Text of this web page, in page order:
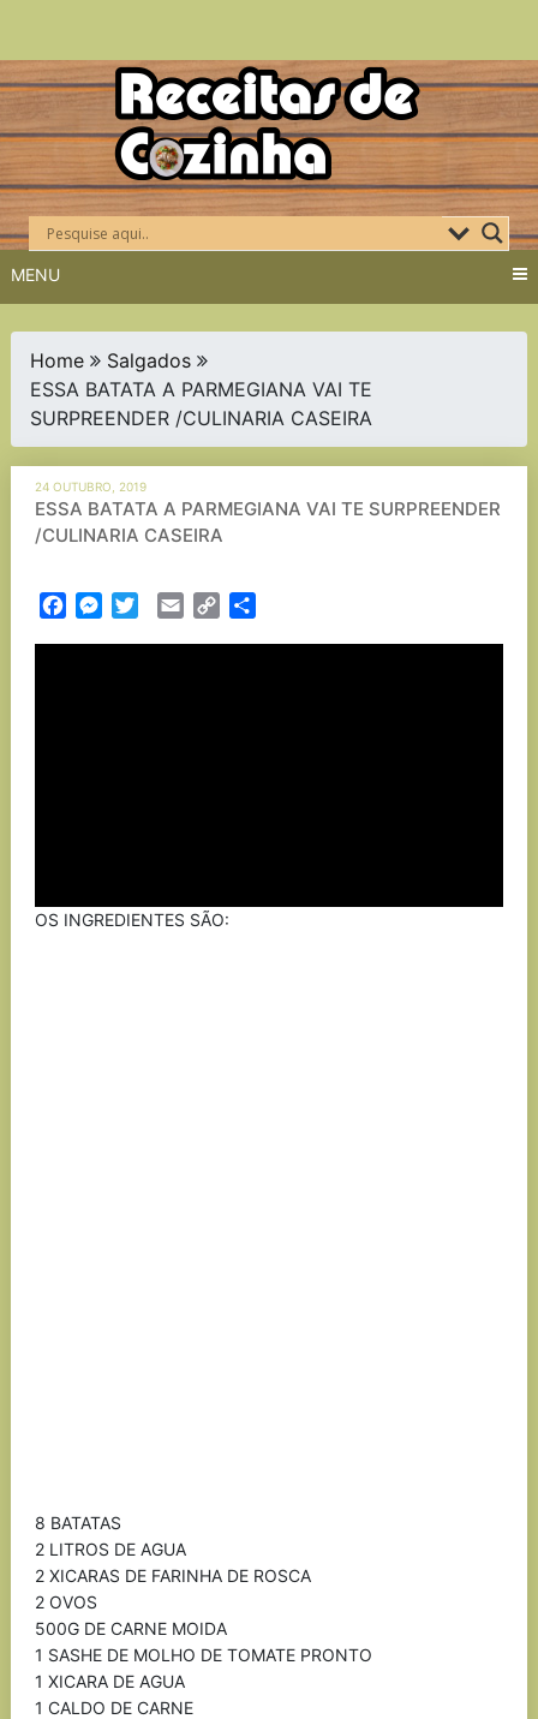
Skip
to
content
MENU
Home
Salgados
ESSA BATATA A PARMEGIANA VAI TE
SURPREENDER /CULINARIA CASEIRA
24 OUTUBRO, 2019
ESSA BATATA A PARMEGIANA VAI TE SURPREENDER
/CULINARIA CASEIRA
FacebookMessenger
TwitterEmail Copy
OS INGREDIENTES SÃO:
8 BATATAS
2 LITROS DE AGUA
2 XICARAS DE FARINHA DE ROSCA
2 OVOS
500G DE CARNE MOIDA
1 SASHE DE MOLHO DE TOMATE PRONTO
1 XICARA DE AGUA
1 CALDO DE CARNE